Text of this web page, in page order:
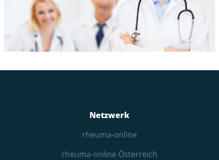
Netzwerk
rheuma-online
rheuma-online Österreich